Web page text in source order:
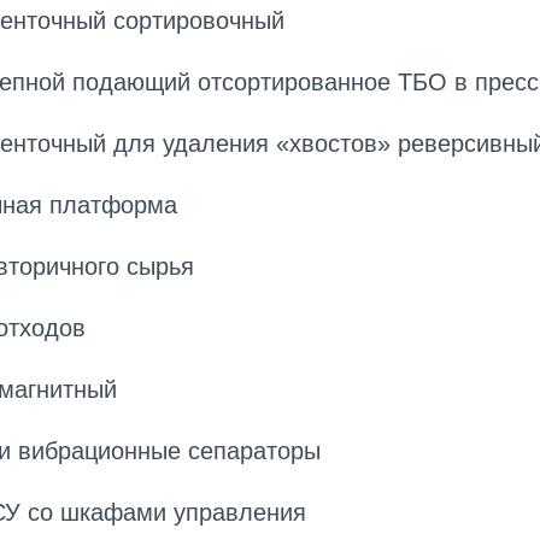
сортировочный
подающий отсортированное ТБО в пресс
для удаления «хвостов»
платформа
сырья
вибрационные сепараторы
со шкафами управления